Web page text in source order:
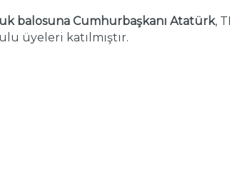
balosuna Cumhurbaşkanı Atatürk,
üyeleri katılmıştır.